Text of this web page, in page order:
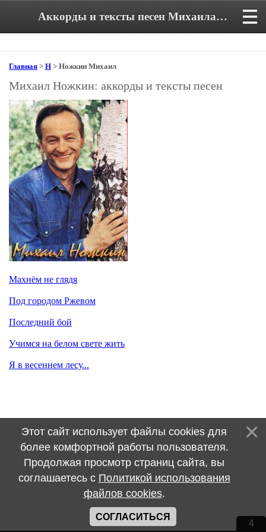
Аккорды и тексты песен Михаила Ножкина
Главная > Н > Ножкин Михаил
Михаил Ножкин: аккорды и тексты песен
Махнём не глядя
Под городом Ржевом
Последний бой
Учимся на белом свете жить
Я в весеннем лесу...
Этот сайт использует файлы cookies для
более комфортной работы пользователя.
Продолжая просмотр страниц сайта, вы
соглашаетесь с Политикой использования
файлов cookies.
СОГЛАСИТЬСЯ
4